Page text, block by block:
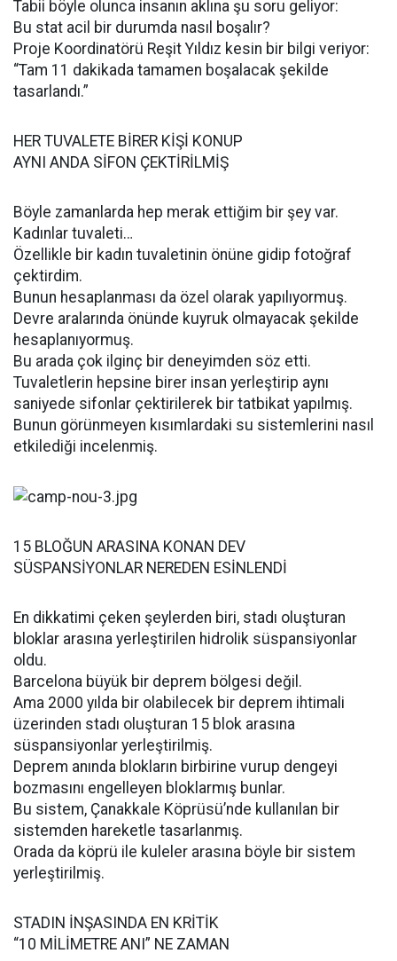
Tabii böyle olunca insanın aklına şu soru geliyor:
Bu stat acil bir durumda nasıl boşalır?
Proje Koordinatörü Reşit Yıldız kesin bir bilgi veriyor:
“Tam 11 dakikada tamamen boşalacak şekilde
tasarlandı.”
HER TUVALETE BİRER KİŞİ KONUP
AYNI ANDA SİFON ÇEKTİRİLMİŞ
Böyle zamanlarda hep merak ettiğim bir şey var.
Kadınlar tuvaleti…
Özellikle bir kadın tuvaletinin önüne gidip fotoğraf
çektirdim.
Bunun hesaplanması da özel olarak yapılıyormuş.
Devre aralarında önünde kuyruk olmayacak şekilde
hesaplanıyormuş.
Bu arada çok ilginç bir deneyimden söz etti.
Tuvaletlerin hepsine birer insan yerleştirip aynı
saniyede sifonlar çektirilerek bir tatbikat yapılmış.
Bunun görünmeyen kısımlardaki su sistemlerini nasıl
etkilediği incelenmiş.
15 BLOĞUN ARASINA KONAN DEV
SÜSPANSİYONLAR NEREDEN ESİNLENDİ
En dikkatimi çeken şeylerden biri, stadı oluşturan
bloklar arasına yerleştirilen hidrolik süspansiyonlar
oldu.
Barcelona büyük bir deprem bölgesi değil.
Ama 2000 yılda bir olabilecek bir deprem ihtimali
üzerinden stadı oluşturan 15 blok arasına
süspansiyonlar yerleştirilmiş.
Deprem anında blokların birbirine vurup dengeyi
bozmasını engelleyen bloklarmış bunlar.
Bu sistem, Çanakkale Köprüsü’nde kullanılan bir
sistemden hareketle tasarlanmış.
Orada da köprü ile kuleler arasına böyle bir sistem
yerleştirilmiş.
STADIN İNŞASINDA EN KRİTİK
“10 MİLİMETRE ANI” NE ZAMAN